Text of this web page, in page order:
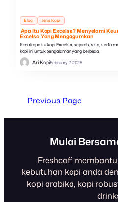
Blog Jenis Kopi
Apa Itu Kopi Excelsa? Menyelami
Excelsa Yang Mengagumkan
Kenali apa itu kopi Excelsa, sejarah, rasa, serta
kopi ini untuk pengalaman yang berbeda.
Ari KopiFebruary 7, 2025
Previous Page
Mulai
Freshcaff
kebutuhan kopi anda
kopi arabika, kopi